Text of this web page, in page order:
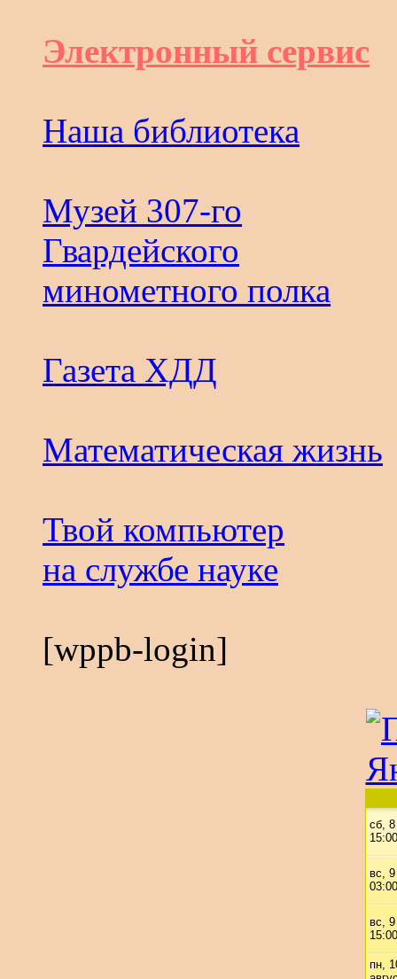
Электронный сервис
Наша библиотека
Музей 307-го
Гвардейского
минометного полка
Газета ХДД
Математическая жизнь
Твой компьютер
на службе науке
[wppb-login]